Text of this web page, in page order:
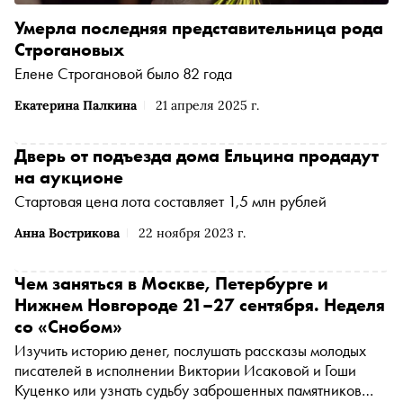
Екатерина Палкина 21 апреля 2025 г.
Умерла последняя представительница рода
Строгановых
Елене Строгановой было 82 года
Анна Вострикова 22 ноября 2023 г.
Дверь от подъезда дома Ельцина продадут
на аукционе
Стартовая цена лота составляет 1,5 млн рублей
Чем заняться в Москве, Петербурге и
Нижнем Новгороде 21–27 сентября. Неделя
со «Снобом»
Изучить историю денег, послушать рассказы молодых
писателей в исполнении Виктории Исаковой и Гоши
Куценко или узнать судьбу заброшенных памятников